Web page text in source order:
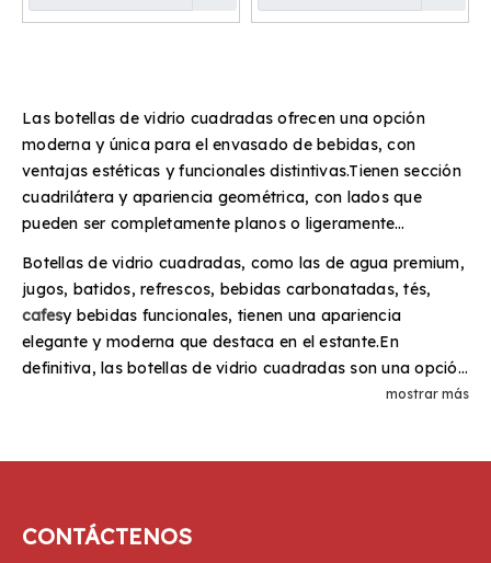
Las botellas de vidrio cuadradas ofrecen una opción
moderna y única para el envasado de bebidas, con
ventajas estéticas y funcionales distintivas.Tienen sección
cuadrilátera y apariencia geométrica, con lados que
pueden ser completamente planos o ligeramente
, o incluso 1,5 litros, estas botellas
se adaptan a una variedad de tapas.Se pueden equipar
con tapones de rosca, tapones de corona, tapones de
rosca, según los requisitos del producto.
Botellas de vidrio cuadradas, como las de agua premium,
jugos, batidos, refrescos, bebidas carbonatadas, tés,
cafesy bebidas funcionales, tienen una apariencia
elegante y moderna que destaca en el estante.En
definitiva, las botellas de vidrio cuadradas son una opción
de packaging versátil y llamativa.HUIHE ofrece una
botellas cuadradas para jugos y agua.
mostrar más
CONTÁCTENOS